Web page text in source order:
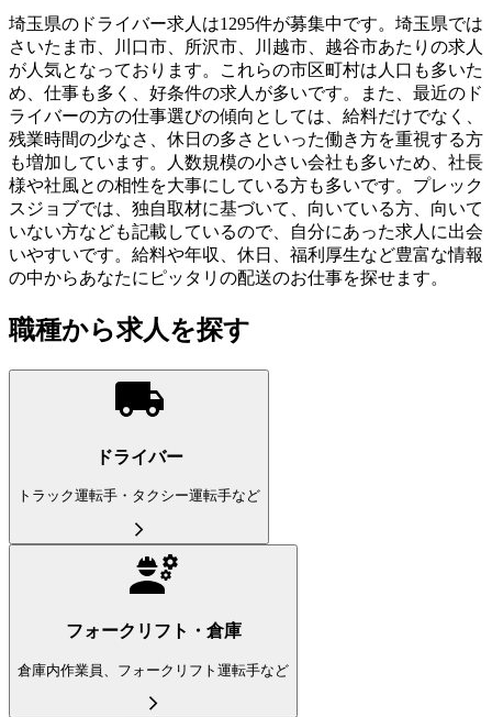
埼玉県のドライバー求人は1295件が募集中です。埼玉県では
さいたま市、川口市、所沢市、川越市、越谷市あたりの求人
が人気となっております。これらの市区町村は人口も多いた
め、仕事も多く、好条件の求人が多いです。また、最近のド
ライバーの方の仕事選びの傾向としては、給料だけでなく、
残業時間の少なさ、休日の多さといった働き方を重視する方
も増加しています。人数規模の小さい会社も多いため、社長
様や社風との相性を大事にしている方も多いです。プレック
スジョブでは、独自取材に基づいて、向いている方、向いて
いない方なども記載しているので、自分にあった求人に出会
いやすいです。給料や年収、休日、福利厚生など豊富な情報
の中からあなたにピッタリの配送のお仕事を探せます。
職種から求人を探す
ドライバー
トラック運転手・タクシー運転手など
フォークリフト・倉庫
倉庫内作業員、フォークリフト運転手など